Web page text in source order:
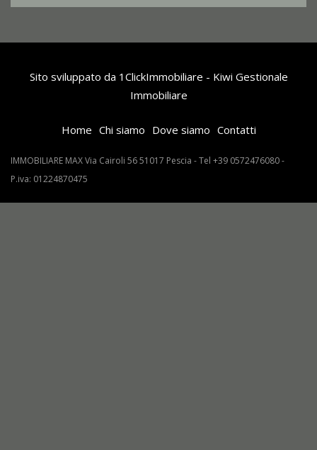
Sito sviluppato da 1ClickImmobiliare - Kiwi Gestionale
Immobiliare
Home Chi siamo Dove siamo Contatti
IMMOBILIARE MAX Via Cairoli 56 51017 Pescia - Tel +39 0572476080 -
P.iva: 01224870475